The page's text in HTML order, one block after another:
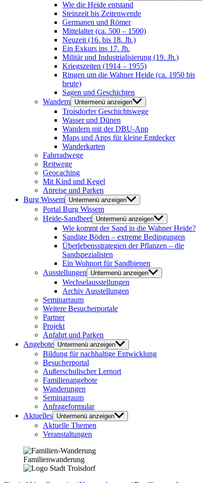
Wie die Heide entstand
Steinzeit bis Zeitenwende
Germanen und Römer
Mittelalter (ca. 500 – 1500)
Neuzeit (16. bis 18. Jh.)
Ein Exkurs ins 17. Jh.
Militär und Industrialisierung (19. Jh.)
Kriegszeiten (1914 – 1955)
Ringen um die Wahner Heide (ca. 1950 bis
heute)
Sagen und Geschichten
Wandern
Untermenü anzeigen
Troisdorfer Geschichtswege
Wasser und Dünen
Wandern mit der DBU-App
Maps und Apps für kleine Entdecker
Wanderkarten
Fahrradwege
Reitwege
Geocaching
Mit Kind und Kegel
Anreise und Parken
Burg Wissem Untermenü anzeigen
Portal Burg Wissem
Heide-Sandbeet Untermenü anzeigen
Wie kommt der Sand in die Wahner Heide?
Sandige Böden – extreme Bedingungen
Überlebensstrategien der Pflanzen – die
Sandspezialisten
Ein Wohnort für Sandbienen
Ausstellungen
Untermenü anzeigen
Wechselausstellungen
Archiv Ausstellungen
Seminarraum
Weitere Besucherportale
Partner
Projekt
Anfahrt und Parken
Angebote Untermenü anzeigen
Bildung für nachhaltige Entwicklung
Besucherportal
Außerschulischer Lernort
Familienangebote
Wanderungen
Seminarraum
Anfrageformular
Aktuelles Untermenü anzeigen
Aktuelle Themen
Veranstaltungen
Familienwanderung